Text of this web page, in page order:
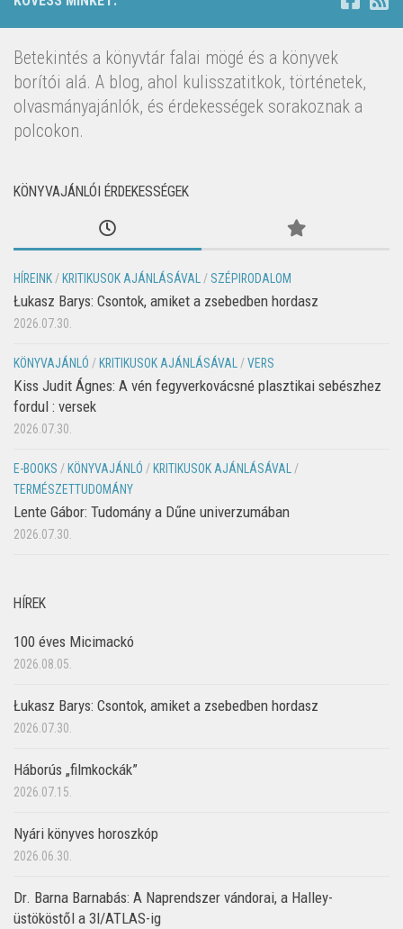
Betekintés a könyvtár falai mögé és a könyvek
borítói alá. A blog, ahol kulisszatitkok, történetek,
olvasmányajánlók, és érdekességek sorakoznak a
polcokon.
KÖNYVAJÁNLÓI ÉRDEKESSÉGEK
HÍREINK/ KRITIKUSOK AJÁNLÁSÁVAL/ SZÉPIRODALOM
Łukasz Barys: Csontok, amiket a zsebedben hordasz
2026.07.30.
KÖNYVAJÁNLÓ / KRITIKUSOK AJÁNLÁSÁVAL/VERS
Kiss Judit Ágnes: A vén fegyverkovácsné plasztikai sebészhez
fordul : versek
2026.07.30.
E-BOOKS / KÖNYVAJÁNLÓ / KRITIKUSOK AJÁNLÁSÁVAL/
TERMÉSZETTUDOMÁNY
Lente Gábor: Tudomány a Dűne univerzumában
2026.07.30.
HÍREK
100 éves Micimackó
2026.08.05.
Łukasz Barys: Csontok, amiket a zsebedben hordasz
2026.07.30.
Háborús „filmkockák”
2026.07.15.
Nyári könyves horoszkóp
2026.06.30.
Dr. Barna Barnabás: A Naprendszer vándorai, a Halley-
üstököstől a 3I/ATLAS-ig